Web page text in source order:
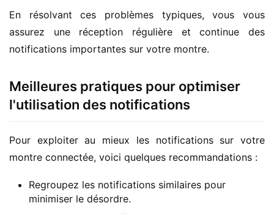
En résolvant ces problèmes typiques, vous vous
assurez une réception régulière et continue des
notifications importantes sur votre montre.
Meilleures pratiques pour optimiser
l'utilisation des notifications
Pour exploiter au mieux les notifications sur votre
montre connectée, voici quelques recommandations :
Regroupez les notifications similaires pour
minimiser le désordre.